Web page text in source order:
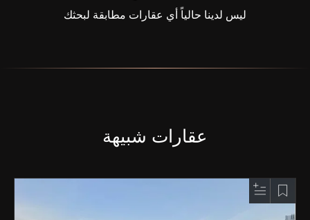
ليس لدينا حالياً أي عقارات مطابقة لبحثك
عقارات شبيهة